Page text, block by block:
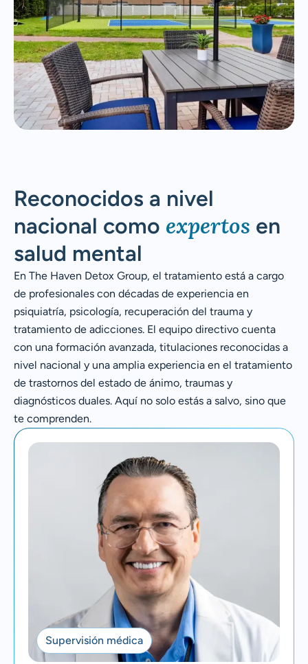
Reconocidos a nivel
nacional como expertos en
salud mental
En The Haven Detox Group, el tratamiento está a cargo
de profesionales con décadas de experiencia en
psiquiatría, psicología, recuperación del trauma y
tratamiento de adicciones. El equipo directivo cuenta
con una formación avanzada, titulaciones reconocidas a
nivel nacional y una amplia experiencia en el tratamiento
de trastornos del estado de ánimo, traumas y
diagnósticos duales. Aquí no solo estás a salvo, sino que
te comprenden.
Supervisión médica